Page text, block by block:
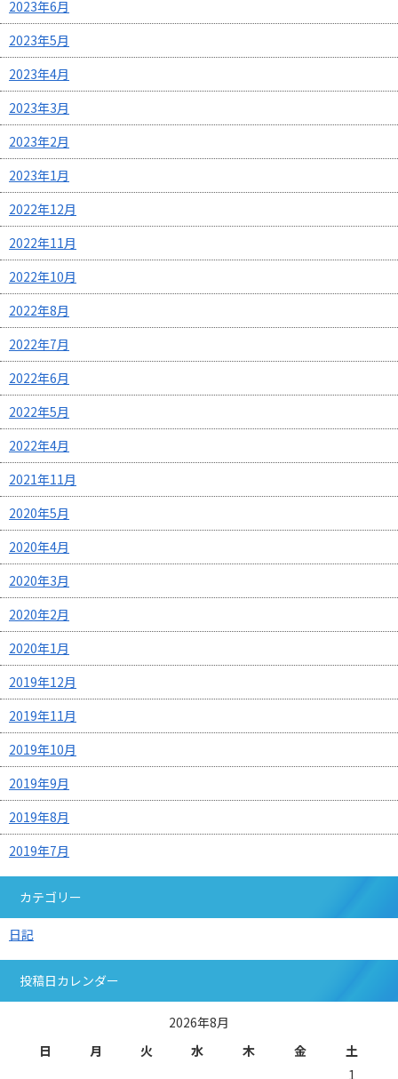
2023年6月
2023年5月
2023年4月
2023年3月
2023年2月
2023年1月
2022年12月
2022年11月
2022年10月
2022年8月
2022年7月
2022年6月
2022年5月
2022年4月
2021年11月
2020年5月
2020年4月
2020年3月
2020年2月
2020年1月
2019年12月
2019年11月
2019年10月
2019年9月
2019年8月
2019年7月
カテゴリー
日記
投稿日カレンダー
2026年8月
日
月 火 水 木 金
土
1